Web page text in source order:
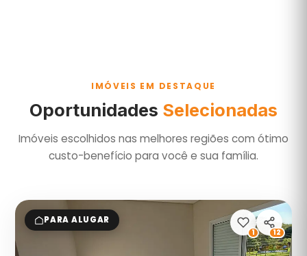
IMÓVEIS EM DESTAQUE
Oportunidades Selecionadas
Imóveis escolhidos nas melhores regiões com ótimo
custo-benefício para você e sua família.
PARA ALUGAR
1 12